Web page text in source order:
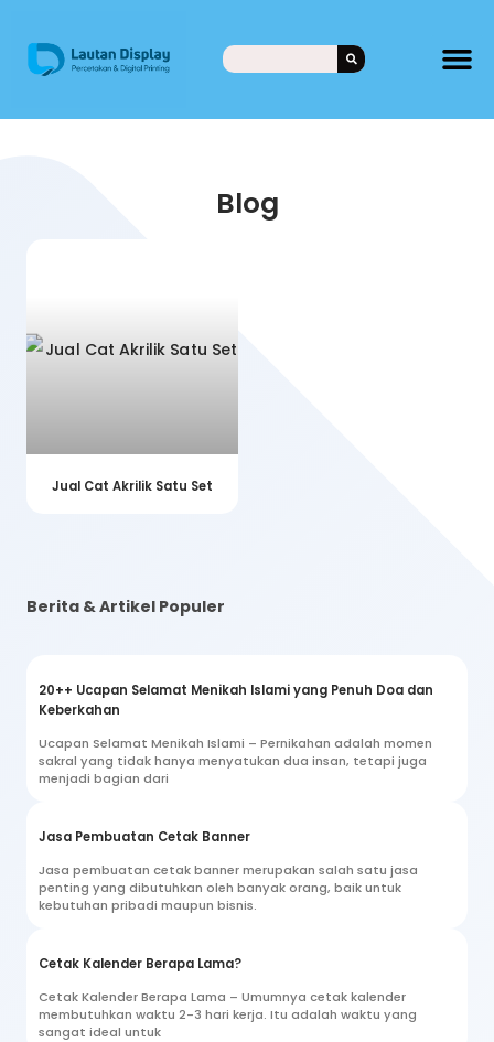
Blog
Jual Cat Akrilik Satu Set
Berita & Artikel Populer
20++ Ucapan Selamat Menikah Islami yang Penuh Doa dan
Keberkahan
Ucapan Selamat Menikah Islami – Pernikahan adalah momen
sakral yang tidak hanya menyatukan dua insan, tetapi juga
menjadi bagian dari
Jasa Pembuatan Cetak Banner
Jasa pembuatan cetak banner merupakan salah satu jasa
penting yang dibutuhkan oleh banyak orang, baik untuk
kebutuhan pribadi maupun bisnis.
Cetak Kalender Berapa Lama?
Cetak Kalender Berapa Lama – Umumnya cetak kalender
membutuhkan waktu 2-3 hari kerja. Itu adalah waktu yang
sangat ideal untuk